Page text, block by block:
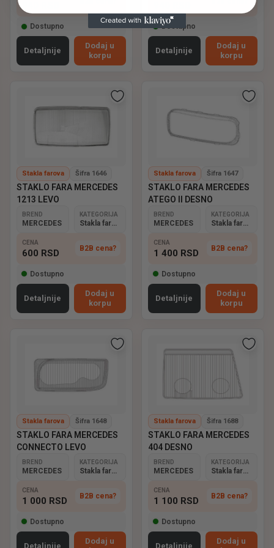
Dostupno
Detaljnije
Dodaj u
korpu
Dostupno
Detaljnije
Dodaj u
korpu
Stakla farova Šifra 1646
STAKLO FARA MERCEDES
1213 LEVO
BREND
MERCEDES
KATEGORIJA
Stakla farova
CENA
600 RSD B2B cena?
Dostupno
Detaljnije
Dodaj u
korpu
Stakla farova Šifra 1647
STAKLO FARA MERCEDES
ATEGO II DESNO
BREND
MERCEDES
KATEGORIJA
Stakla farova
CENA
1 400 RSD B2B cena?
Dostupno
Detaljnije
Dodaj u
korpu
Stakla farova Šifra 1648
STAKLO FARA MERCEDES
CONNECTO LEVO
BREND
MERCEDES
KATEGORIJA
Stakla farova
CENA
1 000 RSD B2B cena?
Dostupno
Detaljnije
Dodaj u
Stakla farova Šifra 1688
STAKLO FARA MERCEDES
404 DESNO
BREND
MERCEDES
KATEGORIJA
Stakla farova
CENA
1 100 RSD B2B cena?
Dostupno
Detaljnije
Dodaj u